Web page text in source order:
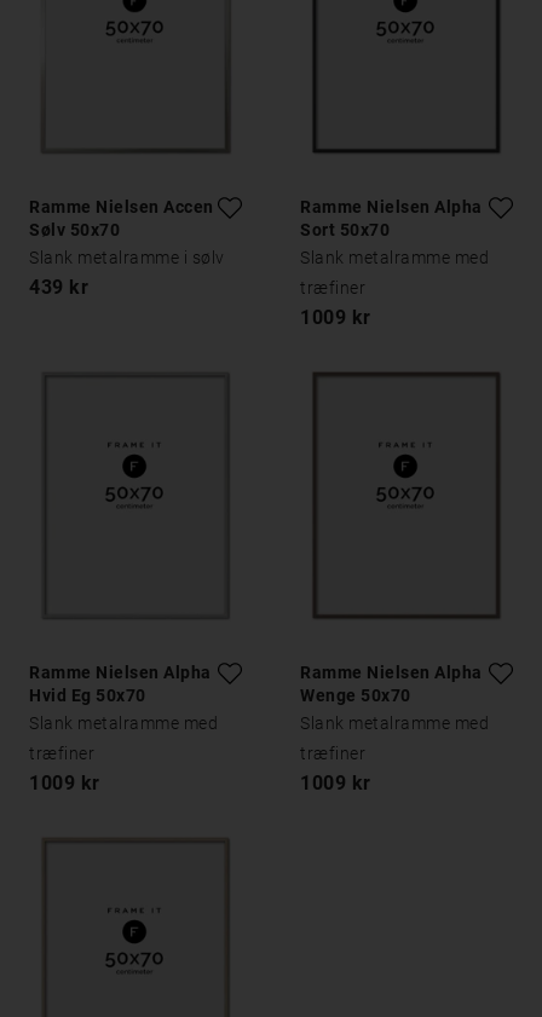
Ramme Nielsen Accent
Sølv 50x70
Slank metalramme i sølv
439 kr
Ramme Nielsen Alpha
Sort 50x70
Slank metalramme med
træfiner
1009 kr
Ramme Nielsen Alpha
Hvid Eg 50x70
Slank metalramme med
træfiner
1009 kr
Ramme Nielsen Alpha
Wenge 50x70
Slank metalramme med
træfiner
1009 kr